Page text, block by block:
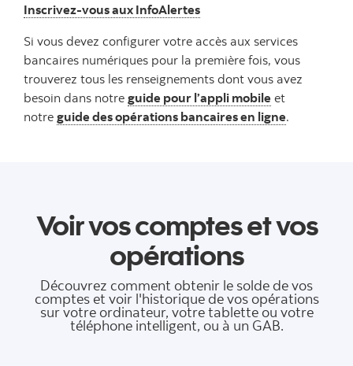
Inscrivez-vous aux InfoAlertes
Si vous devez configurer votre accès aux services
bancaires numériques pour la première fois, vous
trouverez tous les renseignements dont vous avez
besoin dans notre guide pour l’appli mobile et
notre guide des opérations bancaires en ligne.
Voir vos comptes et vos
opérations
Découvrez comment obtenir le solde de vos
comptes et voir l'historique de vos opérations
sur votre ordinateur, votre tablette ou votre
téléphone intelligent, ou à un GAB.